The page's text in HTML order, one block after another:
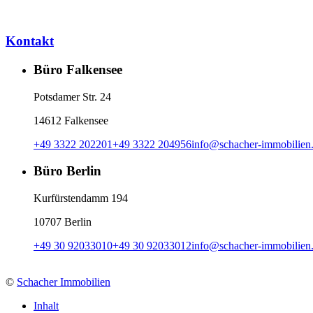
Kontakt
Büro Falkensee
Potsdamer Str. 24
14612 Falkensee
+49 3322 202201+49 3322 204956info@schacher-
Büro Berlin
Kurfürstendamm 194
10707 Berlin
+49 30 92033010+49 30 92033012info@schacher-
© Schacher Immobilien
Inhalt